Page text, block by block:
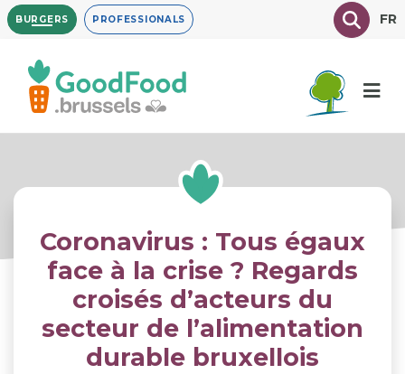
Overslaan
en
inhoud
gaan
BURGERS PROFESSIONALS TexteFR
Coronavirus : Tous égaux
face à la crise ? Regards
croisés d’acteurs du
secteur de l’alimentation
durable bruxellois